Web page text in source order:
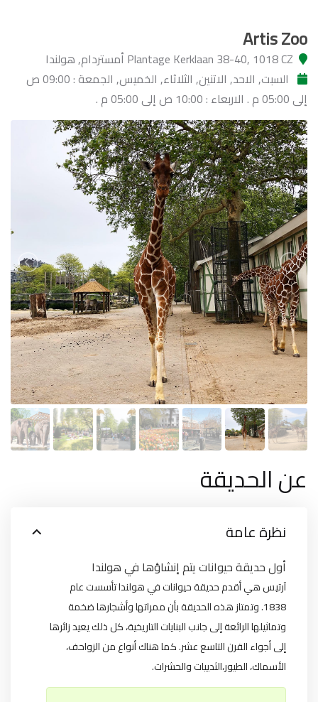
Artis Zoo
Plantage Kerklaan 38-40, 1018 CZ أمستردام, هولندا
السبت, الاحد, الاتنين, الثلاثاء, الخميس, الجمعة : 09:00 ص
إلى 05:00 م . الاربعاء : 10:00 ص إلى 05:00 م .
عن الحديقة
نظرة عامة
أول حديقة حيوانات يتم إنشاؤها في هولندا
آرتيس هي أقدم حديقة حيوانات في هولندا تأسست عام
1838. وتمتاز هذه الحديقة بأن ممراتها وأشجارها ضخمة
وتماثيلها الرائعة إلى جانب البنايات التاريخية، كل ذلك يعيد زائرها
إلى أجواء القرن التاسع عشر. كما هناك أنواع من الزواحف،
الأسماك، الطيور،الثدييات والحشرات.